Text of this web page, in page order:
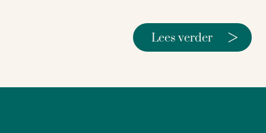
Lees verder >